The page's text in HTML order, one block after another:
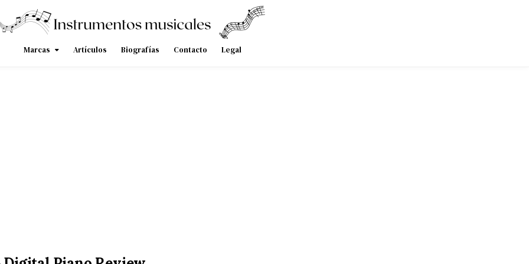
Marcas Artículos Biografías Contacto Legal